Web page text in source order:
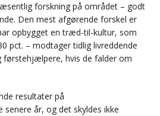
forskning på området – godt
Den mest afgørende forskel er
opbygget en træd-til-kultur, som
pct. – modtager tidlig livreddende
hvis de falder om
resultater på
senere år, og det skyldes ikke